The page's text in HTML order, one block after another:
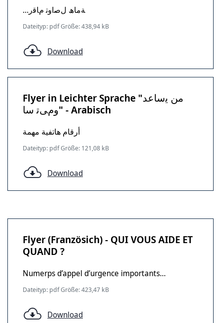
...ﺔﻣﺎھ لﺻاوﺗ مﺎﻗر
Dateityp: pdf Größe: 438,94 kB
Download
Flyer in Leichter Sprache "من ﯾساعد
ومﻰﺗ سا" - Arabisch
أرقام هاتفية مهمة
Dateityp: pdf Größe: 121,08 kB
Download
Flyer (Französich) - QUI VOUS AIDE ET
QUAND ?
Numerps d’appel d’urgence importants...
Dateityp: pdf Größe: 423,47 kB
Download